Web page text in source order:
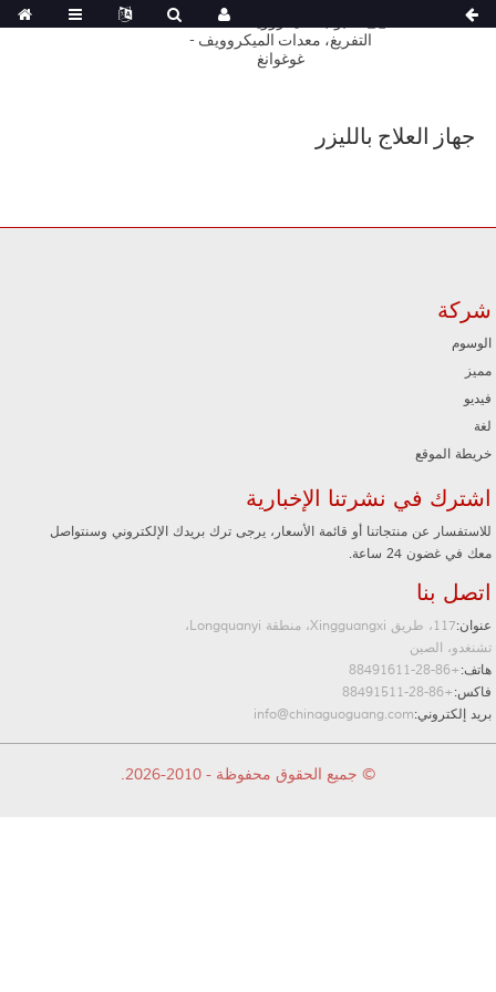
جهاز العلاج بالليزر
شركة
الوسوم
مميز
فيديو
لغة
خريطة الموقع
اشترك في نشرتنا الإخبارية
للاستفسار عن منتجاتنا أو قائمة الأسعار، يرجى ترك بريدك الإلكتروني وسنتواصل
معك في غضون 24 ساعة.
اتصل بنا
عنوان:
117، طريق Xingguangxi، منطقة Longquanyi،
تشنغدو، الصين
هاتف: +86-28-88491611
فاكس: +86-28-88491511
بريد إلكتروني:info@chinaguoguang.com
© جميع الحقوق محفوظة - 2010-2026.